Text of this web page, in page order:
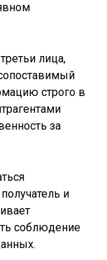
лица,
строго в
за
и
соблюдение